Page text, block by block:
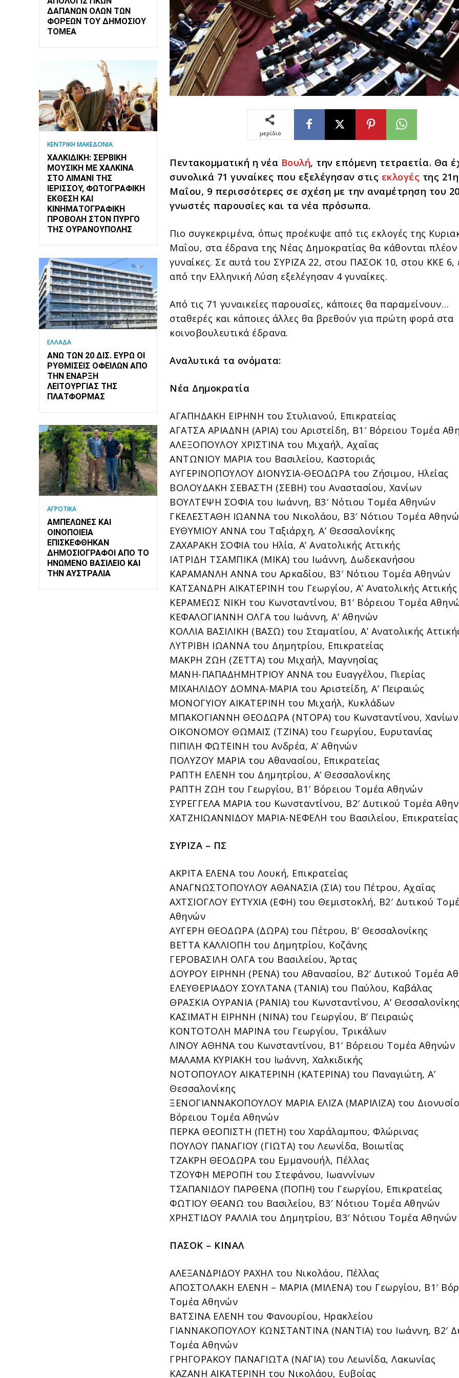
ΔΑΠΑΝΏΝ ΌΛΩΝ ΤΩΝ
ΦΟΡΈΩΝ ΤΟΥ ΔΗΜΟΣΊΟΥ
ΤΟΜΈΑ
ΚΕΝΤΡΙΚΗ ΜΑΚΕΔΟΝΙΑ
ΧΑΛΚΙΔΙΚΉ: ΣΕΡΒΙΚΉ
ΜΟΥΣΙΚΉ ΜΕ ΧΆΛΚΙΝΑ
ΣΤΟ ΛΙΜΆΝΙ ΤΗΣ
ΙΕΡΙΣΣΟΎ, ΦΩΤΟΓΡΑΦΙΚΉ
ΈΚΘΕΣΗ ΚΑΙ
ΚΙΝΗΜΑΤΟΓΡΑΦΙΚΉ
ΠΡΟΒΟΛΉ ΣΤΟΝ ΠΎΡΓΟ
ΤΗΣ ΟΥΡΑΝΟΎΠΟΛΗΣ
ΕΛΛΑΔΑ
ΆΝΩ ΤΩΝ 20 ΔΙΣ. ΕΥΡΏ ΟΙ
ΡΥΘΜΊΣΕΙΣ ΟΦΕΙΛΏΝ ΑΠΌ
ΤΗΝ ΈΝΑΡΞΗ
ΛΕΙΤΟΥΡΓΊΑΣ ΤΗΣ
ΠΛΑΤΦΌΡΜΑΣ
ΑΓΡΟΤΙΚΑ
ΑΜΠΕΛΏΝΕΣ ΚΑΙ
ΟΙΝΟΠΟΙΕΊΑ
ΕΠΙΣΚΈΦΘΗΚΑΝ
ΔΗΜΟΣΙΟΓΡΆΦΟΙ ΑΠΌ ΤΟ
ΗΝΩΜΈΝΟ ΒΑΣΊΛΕΙΟ ΚΑΙ
ΤΗΝ ΑΥΣΤΡΑΛΊΑ
μερίδιο
Πεντακομματική η νέα Βουλή, την επόμενη τετραετία. Θα
συνολικά 71 γυναίκες που εξελέγησαν στις εκλογές της
Μαΐου, 9 περισσότερες σε σχέση με την αναμέτρηση του
γνωστές παρουσίες και τα νέα πρόσωπα.
Πιο συγκεκριμένα, όπως προέκυψε από τις εκλογές της
Μαΐου, στα έδρανα της Νέας Δημοκρατίας θα κάθονται πλέον
γυναίκες. Σε αυτά του ΣΥΡΙΖΑ 22, στου ΠΑΣΟΚ 10, στου ΚΚΕ 6,
από την Ελληνική Λύση εξελέγησαν 4 γυναίκες.
Από τις 71 γυναικείες παρουσίες, κάποιες θα παραμείνουν…
σταθερές και κάποιες άλλες θα βρεθούν για πρώτη φορά στα
κοινοβουλευτικά έδρανα.
Αναλυτικά τα ονόματα:
Νέα Δημοκρατία
ΑΓΑΠΗΔΑΚΗ ΕΙΡΗΝΗ του Στυλιανού, Επικρατείας
ΑΓΑΤΣΑ ΑΡΙΑΔΝΗ (ΑΡΙΑ) του Αριστείδη, Β1′ Βόρειου Τομέα
ΑΛΕΞΟΠΟΥΛΟΥ ΧΡΙΣΤΙΝΑ του Μιχαήλ, Αχαΐας
ΑΝΤΩΝΙΟΥ ΜΑΡΙΑ του Βασιλείου, Καστοριάς
ΑΥΓΕΡΙΝΟΠΟΥΛΟΥ ΔΙΟΝΥΣΙΑ-ΘΕΟΔΩΡΑ του Ζήσιμου, Ηλείας
ΒΟΛΟΥΔΑΚΗ ΣΕΒΑΣΤΗ (ΣΕΒΗ) του Αναστασίου, Χανίων
ΒΟΥΛΤΕΨΗ ΣΟΦΙΑ του Ιωάννη, Β3′ Νότιου Τομέα Αθηνών
ΓΚΕΛΕΣΤΑΘΗ ΙΩΑΝΝΑ του Νικολάου, Β3′ Νότιου Τομέα
ΕΥΘΥΜΙΟΥ ΑΝΝΑ του Ταξιάρχη, Α’ Θεσσαλονίκης
ΖΑΧΑΡΑΚΗ ΣΟΦΙΑ του Ηλία, Α’ Ανατολικής Αττικής
ΙΑΤΡΙΔΗ ΤΣΑΜΠΙΚΑ (ΜΙΚΑ) του Ιωάννη, Δωδεκανήσου
ΚΑΡΑΜΑΝΛΗ ΑΝΝΑ του Αρκαδίου, Β3′ Νότιου Τομέα Αθηνών
ΚΑΤΣΑΝΔΡΗ ΑΙΚΑΤΕΡΙΝΗ του Γεωργίου, Α’ Ανατολικής Αττικής
ΚΕΡΑΜΕΩΣ ΝΙΚΗ του Κωνσταντίνου, Β1′ Βόρειου Τομέα
ΚΕΦΑΛΟΓΙΑΝΝΗ ΟΛΓΑ του Ιωάννη, Α’ Αθηνών
ΚΟΛΛΙΑ ΒΑΣΙΛΙΚΗ (ΒΑΣΩ) του Σταματίου, Α’ Ανατολικής
ΛΥΤΡΙΒΗ ΙΩΑΝΝΑ του Δημητρίου, Επικρατείας
ΜΑΚΡΗ ΖΩΗ (ΖΕΤΤΑ) του Μιχαήλ, Μαγνησίας
ΜΑΝΗ-ΠΑΠΑΔΗΜΗΤΡΙΟΥ ΑΝΝΑ του Ευαγγέλου, Πιερίας
ΜΙΧΑΗΛΙΔΟΥ ΔΟΜΝΑ-ΜΑΡΙΑ του Αριστείδη, Α’ Πειραιώς
ΜΟΝΟΓΥΙΟΥ ΑΙΚΑΤΕΡΙΝΗ του Μιχαήλ, Κυκλάδων
ΜΠΑΚΟΓΙΑΝΝΗ ΘΕΟΔΩΡΑ (ΝΤΟΡΑ) του Κωνσταντίνου, Χανίων
ΟΙΚΟΝΟΜΟΥ ΘΩΜΑΪΣ (ΤΖΙΝΑ) του Γεωργίου, Ευρυτανίας
ΠΙΠΙΛΗ ΦΩΤΕΙΝΗ του Ανδρέα, Α’ Αθηνών
ΠΟΛΥΖΟΥ ΜΑΡΙΑ του Αθανασίου, Επικρατείας
ΡΑΠΤΗ ΕΛΕΝΗ του Δημητρίου, Α’ Θεσσαλονίκης
ΡΑΠΤΗ ΖΩΗ του Γεωργίου, Β1′ Βόρειου Τομέα Αθηνών
ΣΥΡΕΓΓΕΛΑ ΜΑΡΙΑ του Κωνσταντίνου, Β2′ Δυτικού Τομέα
ΧΑΤΖΗΙΩΑΝΝΙΔΟΥ ΜΑΡΙΑ-ΝΕΦΕΛΗ του Βασιλείου, Επικρατείας
ΣΥΡΙΖΑ – ΠΣ
ΑΚΡΙΤΑ ΕΛΕΝΑ του Λουκή, Επικρατείας
ΑΝΑΓΝΩΣΤΟΠΟΥΛΟΥ ΑΘΑΝΑΣΙΑ (ΣΙΑ) του Πέτρου, Αχαΐας
ΑΧΤΣΙΟΓΛΟΥ ΕΥΤΥΧΙΑ (ΕΦΗ) του Θεμιστοκλή, Β2′ Δυτικού
Αθηνών
ΑΥΓΕΡΗ ΘΕΟΔΩΡΑ (ΔΩΡΑ) του Πέτρου, Β’ Θεσσαλονίκης
ΒΕΤΤΑ ΚΑΛΛΙΟΠΗ του Δημητρίου, Κοζάνης
ΓΕΡΟΒΑΣΙΛΗ ΟΛΓΑ του Βασιλείου, Άρτας
ΔΟΥΡΟΥ ΕΙΡΗΝΗ (ΡΕΝΑ) του Αθανασίου, Β2′ Δυτικού Τομέα
ΕΛΕΥΘΕΡΙΑΔΟΥ ΣΟΥΛΤΑΝΑ (ΤΑΝΙΑ) του Παύλου, Καβάλας
ΘΡΑΣΚΙΑ ΟΥΡΑΝΙΑ (ΡΑΝΙΑ) του Κωνσταντίνου, Α’ Θεσσαλονίκης
ΚΑΣΙΜΑΤΗ ΕΙΡΗΝΗ (ΝΙΝΑ) του Γεωργίου, Β’ Πειραιώς
ΚΟΝΤΟΤΟΛΗ ΜΑΡΙΝΑ του Γεωργίου, Τρικάλων
ΛΙΝΟΥ ΑΘΗΝΑ του Κωνσταντίνου, Β1′ Βόρειου Τομέα Αθηνών
ΜΑΛΑΜΑ ΚΥΡΙΑΚΗ του Ιωάννη, Χαλκιδικής
ΝΟΤΟΠΟΥΛΟΥ ΑΙΚΑΤΕΡΙΝΗ (ΚΑΤΕΡΙΝΑ) του Παναγιώτη, Α’
Θεσσαλονίκης
ΞΕΝΟΓΙΑΝΝΑΚΟΠΟΥΛΟΥ ΜΑΡΙΑ ΕΛΙΖΑ (ΜΑΡΙΛΙΖΑ) του
Βόρειου Τομέα Αθηνών
ΠΕΡΚΑ ΘΕΟΠΙΣΤΗ (ΠΕΤΗ) του Χαράλαμπου, Φλώρινας
ΠΟΥΛΟΥ ΠΑΝΑΓΙΟΥ (ΓΙΩΤΑ) του Λεωνίδα, Βοιωτίας
ΤΖΑΚΡΗ ΘΕΟΔΩΡΑ του Εμμανουήλ, Πέλλας
ΤΖΟΥΦΗ ΜΕΡΟΠΗ του Στεφάνου, Ιωαννίνων
ΤΣΑΠΑΝΙΔΟΥ ΠΑΡΘΕΝΑ (ΠΟΠΗ) του Γεωργίου, Επικρατείας
ΦΩΤΙΟΥ ΘΕΑΝΩ του Βασιλείου, Β3′ Νότιου Τομέα Αθηνών
ΧΡΗΣΤΙΔΟΥ ΡΑΛΛΙΑ του Δημητρίου, Β3′ Νότιου Τομέα Αθηνών
ΠΑΣΟΚ – ΚΙΝΑΛ
ΑΛΕΞΑΝΔΡΙΔΟΥ ΡΑΧΗΛ του Νικολάου, Πέλλας
ΑΠΟΣΤΟΛΑΚΗ ΕΛΕΝΗ – ΜΑΡΙΑ (ΜΙΛΕΝΑ) του Γεωργίου, Β1′
Τομέα Αθηνών
ΒΑΤΣΙΝΑ ΕΛΕΝΗ του Φανουρίου, Ηρακλείου
ΓΙΑΝΝΑΚΟΠΟΥΛΟΥ ΚΩΝΣΤΑΝΤΙΝΑ (ΝΑΝΤΙΑ) του Ιωάννη, Β2′
Τομέα Αθηνών
ΓΡΗΓΟΡΑΚΟΥ ΠΑΝΑΓΙΩΤΑ (ΝΑΓΙΑ) του Λεωνίδα, Λακωνίας
ΚΑΖΑΝΗ ΑΙΚΑΤΕΡΙΝΗ του Νικολάου, Ευβοίας